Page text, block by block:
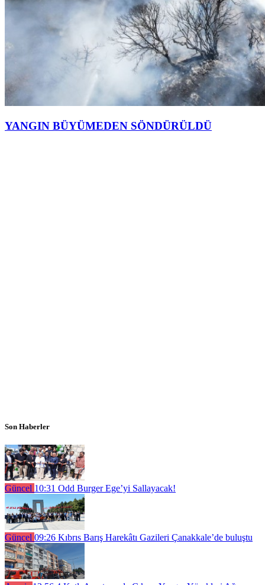
YANGIN BÜYÜMEDEN SÖNDÜRÜLDÜ
Son Haberler
Güncel 10:31 Odd Burger Ege’yi Sallayacak!
Güncel 09:26 Kıbrıs Barış Harekâtı Gazileri Çanakkale’de buluştu